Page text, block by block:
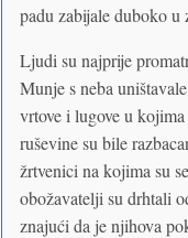
padu zabijale duboko u
Ljudi su najprije
Munje s neba
vrtove i lugove u
ruševine su bile
žrtvenici na kojima su
obožavatelji su drhtali
znajući da je njihova